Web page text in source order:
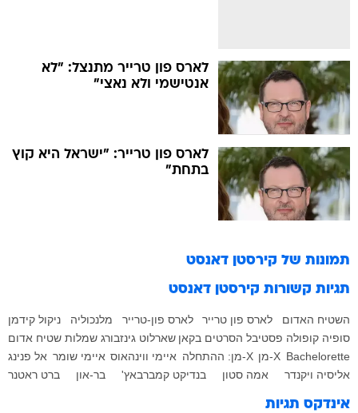
לארס פון טרייר מתנצל: "לא
אנטישמי ולא נאצי"
לארס פון טרייר: "ישראל היא קוץ
בתחת"
תמונות של קירסטן דאנסט
תגיות קשורות קירסטן דאנסט
השטיח האדום לארס פון טרייר לארס פון-טרייר מלנכוליה
ניקול קידמן
סופיה קופולה פסטיבל הסרטים בקאן שארלוט גינזבורג שמלות שטיח אדום
Bachelorette X-מן X-מן: ההתחלה איימי ווינהאוס איימי שומר אל פנינג
אליסיה ויקנדר
אמה סטון בנדיקט קמברבאץ' בר-און ברט ראטנר
אינדקס תגיות